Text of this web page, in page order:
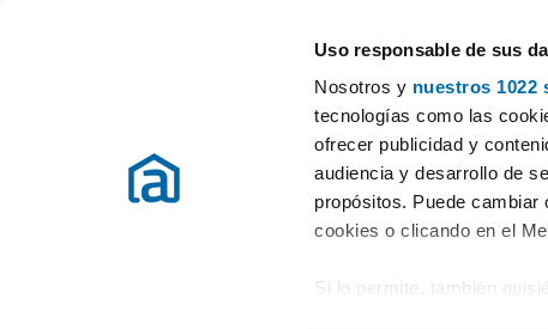
Uso responsable de sus
Nosotros y nuestros 1022
tecnologías como las
ofrecer publicidad y
audiencia y desarrollo de
propósitos. Puede
cookies o clicando en el
Si lo permite, también
CM Properties
Gran Vía Marqués del Turia